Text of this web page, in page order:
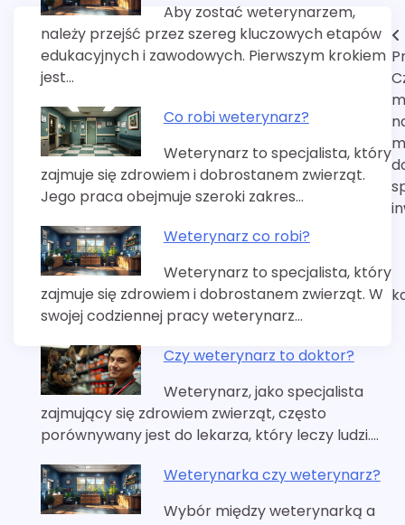
Aby zostać weterynarzem,
należy przejść przez szereg kluczowych etapów
edukacyjnych i zawodowych. Pierwszym krokiem
jest…
Co robi weterynarz?
Weterynarz to specjalista, który
zajmuje się zdrowiem i dobrostanem zwierząt.
Jego praca obejmuje szeroki zakres…
Weterynarz co robi?
Weterynarz to specjalista, który
zajmuje się zdrowiem i dobrostanem zwierząt. W
swojej codziennej pracy weterynarz…
Czy weterynarz to doktor?
Weterynarz, jako specjalista
zajmujący się zdrowiem zwierząt, często
porównywany jest do lekarza, który leczy ludzi.…
Weterynarka czy weterynarz?
Wybór między weterynarką a
Nawigacja
wpisu